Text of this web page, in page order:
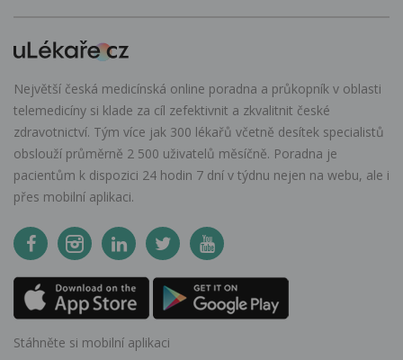
Největší česká medicínská online poradna a průkopník v oblasti
telemedicíny si klade za cíl zefektivnit a zkvalitnit české
zdravotnictví. Tým více jak 300 lékařů včetně desítek specialistů
obslouží průměrně 2 500 uživatelů měsíčně. Poradna je
pacientům k dispozici 24 hodin 7 dní v týdnu nejen na webu, ale i
přes mobilní aplikaci.
Stáhněte si mobilní aplikaci